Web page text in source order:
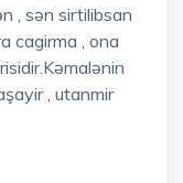
, sən sirtilibsan
cagirma , ona
, utanmir